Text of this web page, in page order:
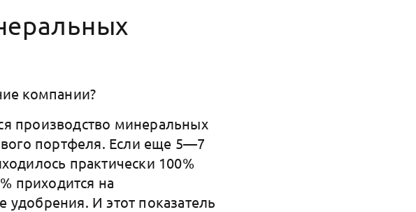
компании?
производство минеральных
портфеля. Если еще 5—7
практически 100%
приходится на
И этот показатель